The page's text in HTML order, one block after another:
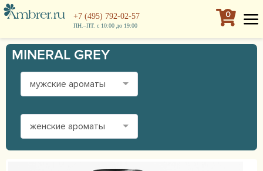
+7 (495) 792-02-57
ПН.–ПТ. с 10:00 до 19:00
0
MINERAL GREY
мужские ароматы
женские ароматы